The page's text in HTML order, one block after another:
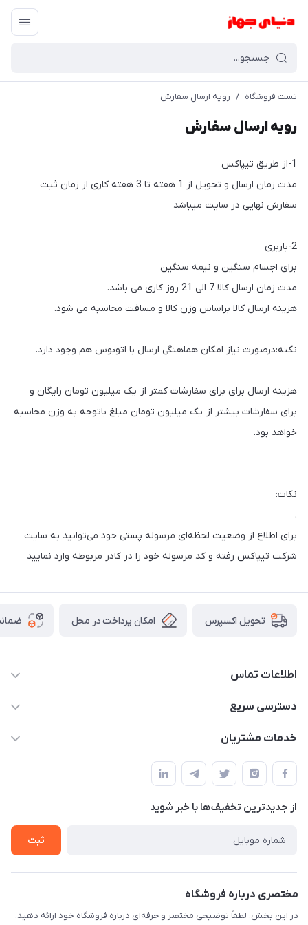
تست فروشگاه / رویه ارسال سفارش
رویه ارسال سفارش
1-از طریق تیپاکس
مدت زمان ارسال و تحویل از 1 هفته تا 3 هفته کاری از زمان ثبت
سفارش نهایی در سایت میباشد
2-باربری
برای اجسام سنگین و نیمه سنگین
مدت زمان ارسال کالا 7 الی 21 روز کاری می باشد.
هزینه ارسال کالا براساس وزن کالا و مسافت محاسبه می شود.
نکته:درصورت نیاز امکان هماهنگی ارسال با اتوبوس هم وجود دارد.
هزینه ارسال برای برای سفارشات کمتر از یک میلیون تومان رایگان و
برای ‏سفارشات بیشتر از یک میلیون تومان مبلغ باتوجه به وزن محاسبه
خواهد بود.‏
نکات:
.‎
برای اطلاع از وضعیت لحظه‌ای مرسوله پستی خود می‌توانید به سایت
شرکت تیپاکس رفته و کد مرسوله خود را در کادر مربوطه وارد نمایید
تحویل اکسپرس امکان پرداخت در محل
اطلاعات تماس
۰۲۱۰۰۰۰۰۰۰۰
دسترسی سریع
حساب کاربری
لیست محصولات
درباره ما
خدمات مشتریان
قوانین و مقررات
حریم خصوصی
راهنما
از جدید‌ترین تخفیف‌ها با‌ خبر شوید
ثبت
مختصری درباره فروشگاه
در این بخش، لطفاً توضیحی مختصر و حرفه‌ای درباره فروشگاه خود ارائه دهید.